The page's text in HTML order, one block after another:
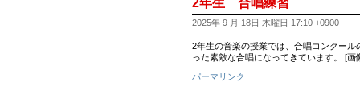
2年生 合唱練習
2025年 9 月 18日 木曜日 17:10 +0900
2年生の音楽の授業では、合唱コンクー
った素敵な合唱になってきています。 [画
パーマリンク